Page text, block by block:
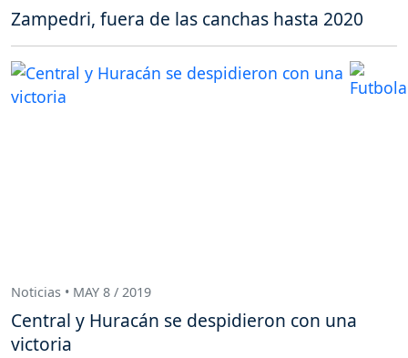
Zampedri, fuera de las canchas hasta 2020
Noticias • MAY 8 / 2019
Central y Huracán se despidieron con una
victoria